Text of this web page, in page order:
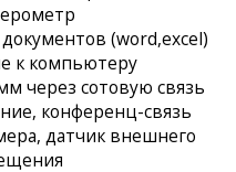
(word,excel)
к компьютеру
через сотовую связь
конференц-связь
датчик внешнего